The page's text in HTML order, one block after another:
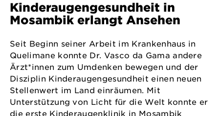
Kinderaugengesundheit in
Mosambik erlangt Ansehen
Seit Beginn seiner Arbeit im Krankenhaus in
Quelimane konnte Dr. Vasco da Gama andere
Ärzt*innen zum Umdenken bewegen und der
Disziplin Kinderaugengesundheit einen neuen
Stellenwert im Land einräumen. Mit
Unterstützung von Licht für die Welt konnte er
die erste Kinderaugenklinik in Mosambik